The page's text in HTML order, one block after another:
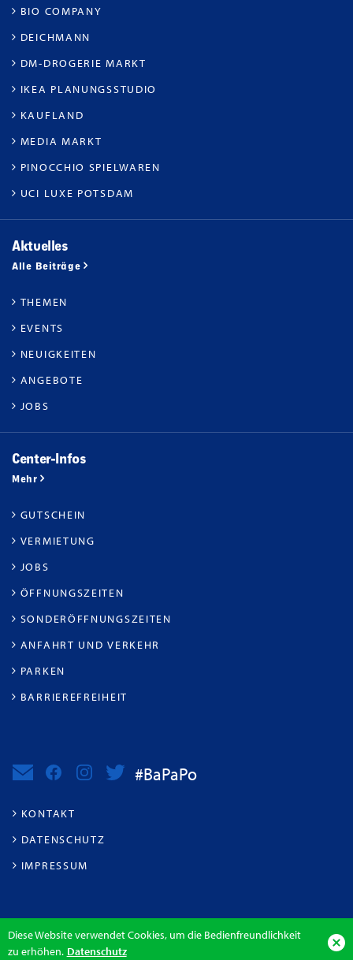
Diese Website verwendet Cookies, um die Bedienfreundlichkeit
zu erhöhen. Datenschutz
BIO COMPANY
DEICHMANN
DM-DROGERIE MARKT
IKEA PLANUNGSSTUDIO
KAUFLAND
MEDIA MARKT
PINOCCHIO SPIELWAREN
UCI LUXE POTSDAM
Aktuelles
Alle Beiträge
THEMEN
EVENTS
NEUIGKEITEN
ANGEBOTE
JOBS
Center-Infos
Mehr
GUTSCHEIN
VERMIETUNG
JOBS
ÖFFNUNGSZEITEN
SONDERÖFFNUNGSZEITEN
ANFAHRT UND VERKEHR
PARKEN
BARRIEREFREIHEIT
#BaPaPo
KONTAKT
DATENSCHUTZ
IMPRESSUM